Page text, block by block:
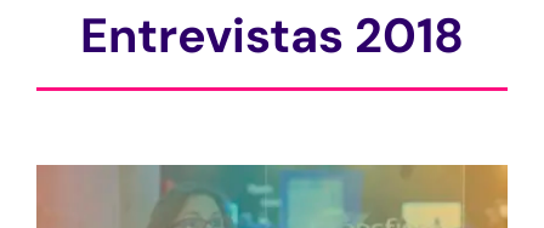
Entrevistas 2018